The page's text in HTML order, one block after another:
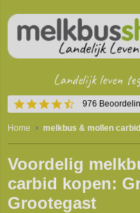
4.5
star
rating
976
Landelijk leven
Home melkbus & mollen
Voordelig
carbid kopen:
Grootegast